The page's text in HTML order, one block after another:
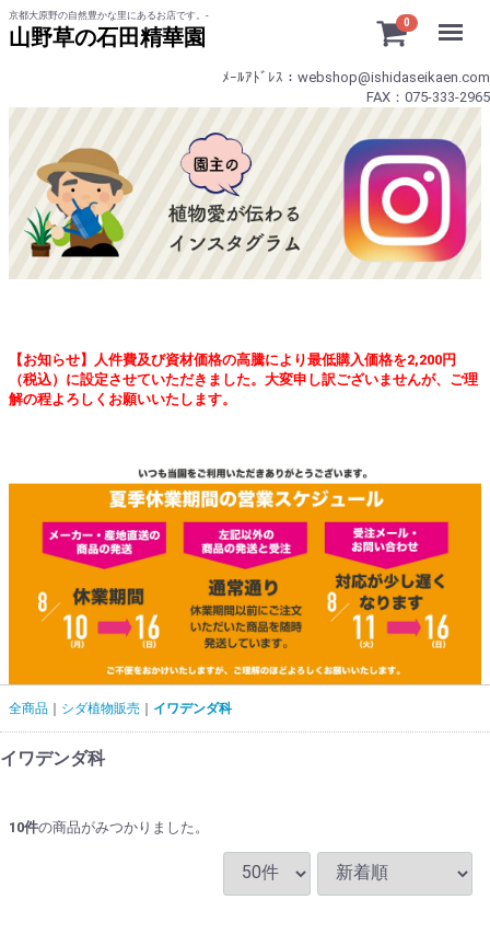
京都大原野の自然豊かな里にあるお店です。-
山野草の石田精華園
0
ﾒｰﾙｱﾄﾞﾚｽ：webshop@ishidaseikaen.com
FAX：075-333-2965
【お知らせ】人件費及び資材価格の高騰により最低購入価格を2,200円
（税込）に設定させていただきました。大変申し訳ございませんが、ご理
解の程よろしくお願いいたします。
全商品 シダ植物販売 イワデンダ科
イワデンダ科
10件の商品がみつかりました。